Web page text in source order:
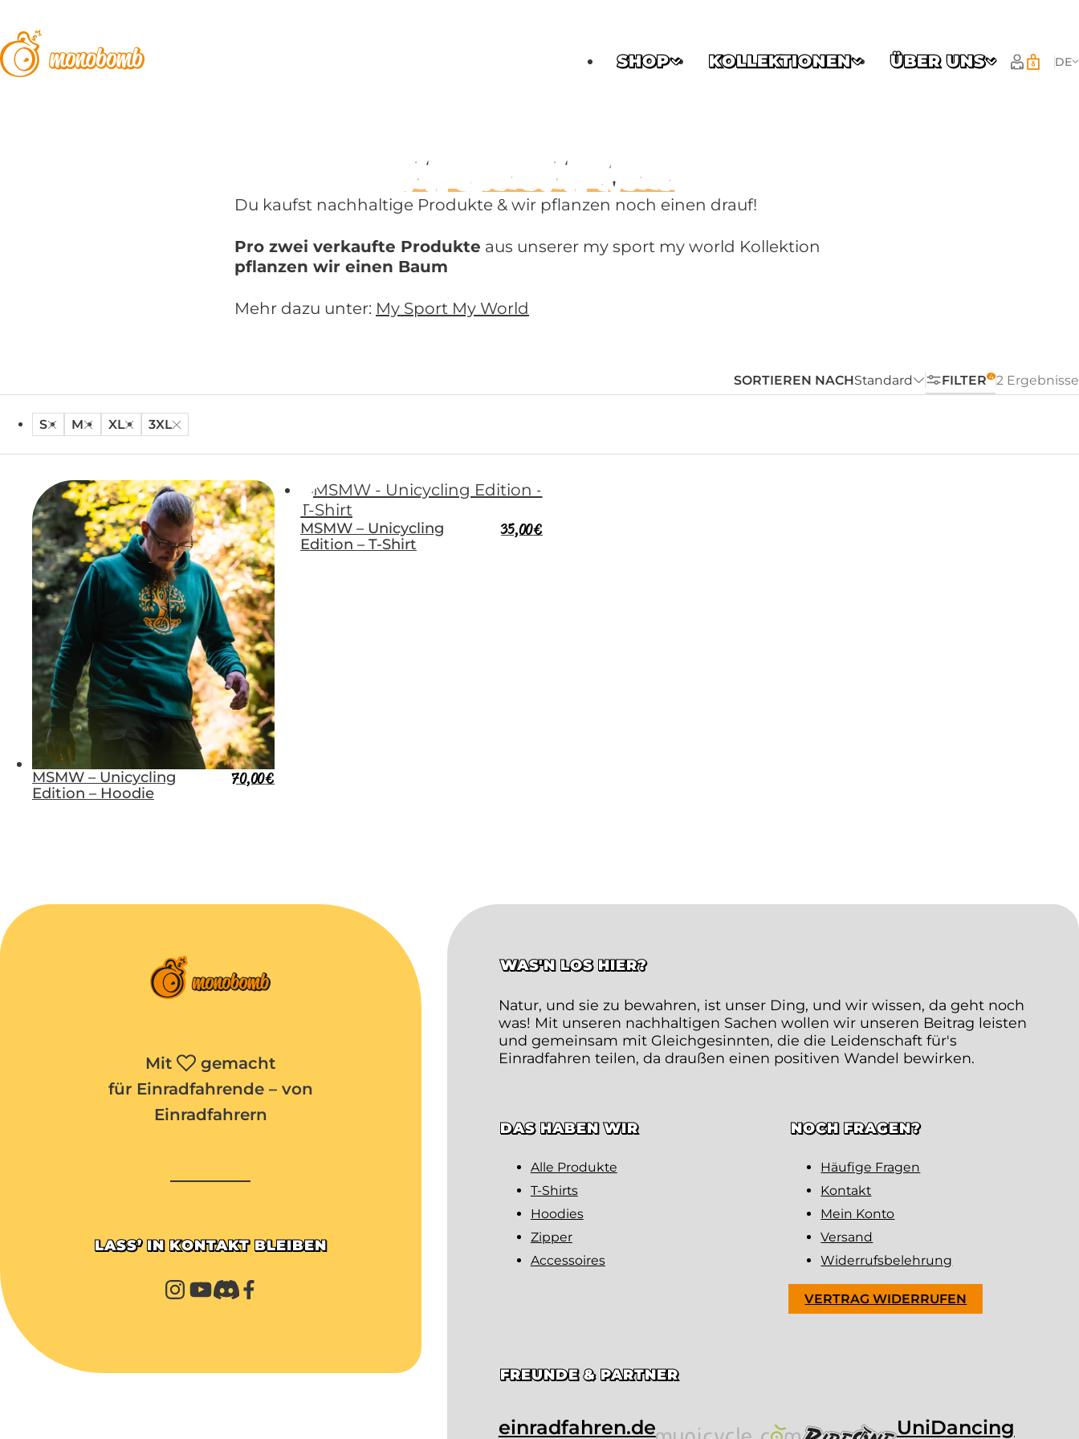
SHOP KOLLEKTIONEN ÜBER UNS DE
My Sport My World
Du kaufst nachhaltige Produkte & wir pflanzen noch einen drauf!
Pro zwei verkaufte Produkte aus unserer my sport my world Kollektion
pflanzen wir einen Baum
Mehr dazu unter: My Sport My World
2 Ergebnisse
SORTIEREN NACHStandard FILTER
S M XL 3XL
MSMW – Unicycling
Edition – Hoodie
70,00€
MSMW – Unicycling
Edition – T-Shirt
35,00€
Mit
gemacht
für Einradfahrende – von
Einradfahrern
LASS’ IN KONTAKT BLEIBEN
WAS'N LOS HIER?
Natur, und sie zu bewahren, ist unser Ding, und wir wissen, da geht noch
was! Mit unseren nachhaltigen Sachen wollen wir unseren Beitrag leisten
und gemeinsam mit Gleichgesinnten, die die Leidenschaft für's
Einradfahren teilen, da draußen einen positiven Wandel bewirken.
DAS HABEN WIR
Alle Produkte
T-Shirts
Hoodies
Zipper
Accessoires
NOCH FRAGEN?
Häufige Fragen
Kontakt
Mein Konto
Versand
Widerrufsbelehrung
VERTRAG WIDERRUFEN
FREUNDE & PARTNER
einradfahren.de UniDancing